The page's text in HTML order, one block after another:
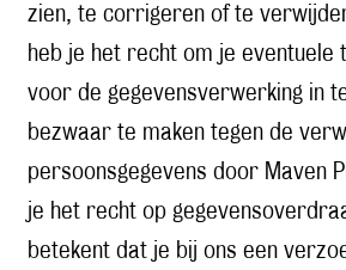
zien, te corrigeren of te
heb je het recht om je eventuele
voor de gegevensverwerking in
bezwaar te maken tegen de
persoonsgegevens door Maven
je het recht op
betekent dat je bij ons een